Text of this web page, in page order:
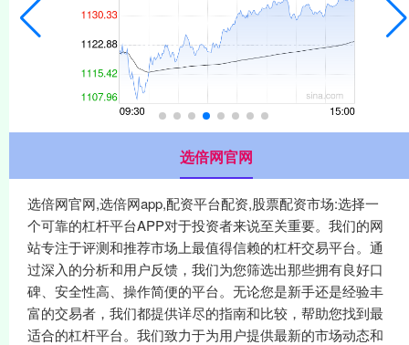
选倍网官网
选倍网官网,选倍网app,配资平台配资,股票配资市场:选择一
个可靠的杠杆平台APP对于投资者来说至关重要。我们的网
站专注于评测和推荐市场上最值得信赖的杠杆交易平台。通
过深入的分析和用户反馈，我们为您筛选出那些拥有良好口
碑、安全性高、操作简便的平台。无论您是新手还是经验丰
富的交易者，我们都提供详尽的指南和比较，帮助您找到最
适合的杠杆平台。我们致力于为用户提供最新的市场动态和